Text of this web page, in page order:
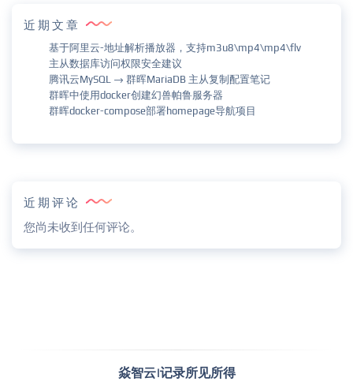
近期文章
基于阿里云-地址解析播放器，支持m3u8\mp4\mp4\flv
主从数据库访问权限安全建议
腾讯云MySQL → 群晖MariaDB 主从复制配置笔记
群晖中使用docker创建幻兽帕鲁服务器
群晖docker-compose部署homepage导航项目
近期评论
您尚未收到任何评论。
焱智云|记录所见所得